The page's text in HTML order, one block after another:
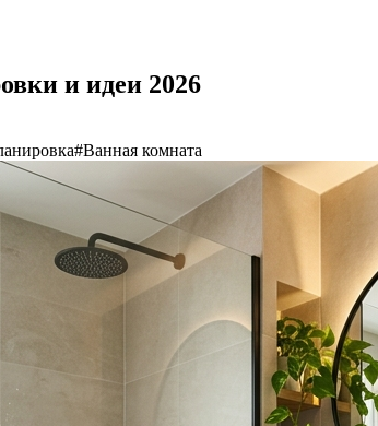
и идеи 2026
#Ванная комната